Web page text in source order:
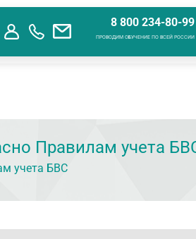
об образовательной организации
8 800 234-80-99
ПРОВОДИМ ОБУЧЕНИЕ ПО ВСЕЙ РОССИИ
Правилам учета
учета БВС